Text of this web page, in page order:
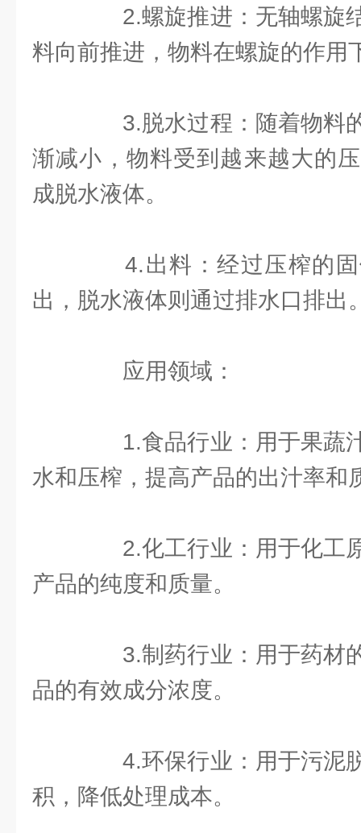
2.螺旋推进：无轴螺旋
料向前推进，物料在螺旋的作用
3.脱水过程：随着物料
渐减小，物料受到越来越大的
成脱水液体。
4.出料：经过压榨的固
出，脱水液体则通过排水口排出
应用领域：
1.食品行业：用于果蔬
水和压榨，提高产品的出汁率和
2.化工行业：用于化工
产品的纯度和质量。
3.制药行业：用于药材
品的有效成分浓度。
4.环保行业：用于污泥
积，降低处理成本。